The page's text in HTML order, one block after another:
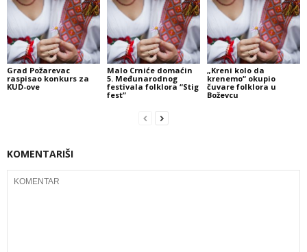
Grad Požarevac
raspisao konkurs za
KUD-ove
Malo Crniće domaćin
5. Međunarodnog
festivala folklora “Stig
fest”
„Kreni kolo da
krenemo“ okupio
čuvare folklora u
Boževcu
KOMENTARIŠI